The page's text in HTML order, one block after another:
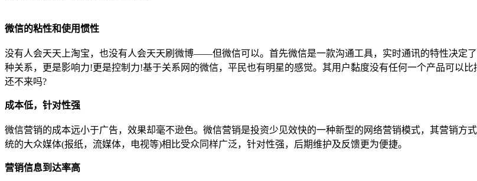
微信的粘性和使用惯性
没有人会天天上淘宝，也没有人会天天刷微博——但微信可以。首先微信是一款沟通工具，实时通讯的特性决定
种关系，更是影响力!更是控制力!基于关系网的微信，平民也有明星的感觉。其用户黏度没有任何一个产品可以
还不来吗?
成本低，针对性强
微信营销的成本远小于广告，效果却毫不逊色。微信营销是投资少见效快的一种新型的网络营销模式，其营销方
统的大众媒体(报纸，流媒体，电视等)相比受众同样广泛，针对性强，后期维护及反馈更为便捷。
营销信息到达率高